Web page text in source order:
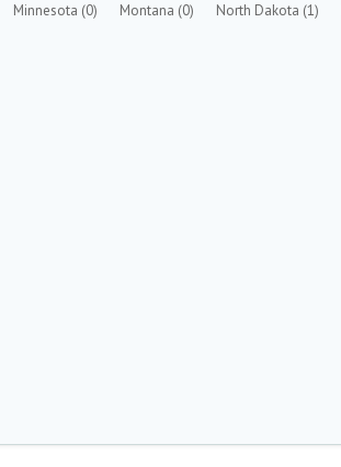
Minnesota (0) Montana (0) North Dakota (1)